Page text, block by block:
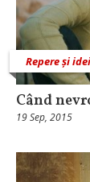
Repere și idei
Când
19 Sep, 2015